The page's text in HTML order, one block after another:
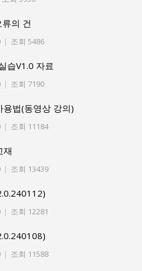
의 건
| 조회 5486
습V1.0 자료
| 조회 7190
용법(동영상 강의)
| 조회 11184
재
| 조회 13439
| 조회 12281
| 조회 11588